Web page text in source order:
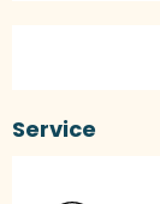
Service